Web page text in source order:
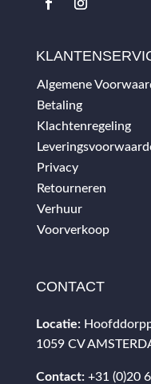
Algemene
Betaling
Klachtenregeling
Privacy
Retourneren
Verhuur
Voorverkoop
CONTACT
Locatie:
1059 CV
Contact: +31 (0)20